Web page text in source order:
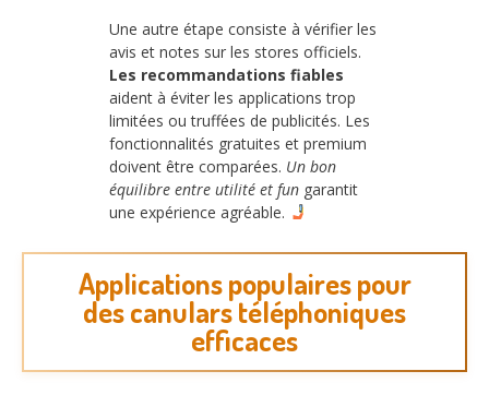
Une autre étape consiste à vérifier les
avis et notes sur les stores officiels.
Les recommandations fiables
aident à éviter les applications trop
limitées ou truffées de publicités. Les
fonctionnalités gratuites et premium
doivent être comparées. Un bon
équilibre entre utilité et fun garantit
une expérience agréable.
Applications populaires pour
des canulars téléphoniques
efficaces